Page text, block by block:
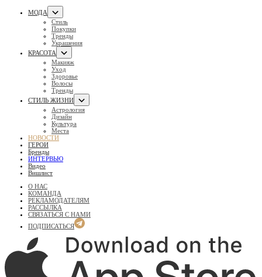
МОДА
Стиль
Покупки
Тренды
Украшения
КРАСОТА
Макияж
Уход
Здоровье
Волосы
Тренды
СТИЛЬ ЖИЗНИ
Астрология
Дизайн
Культура
Места
НОВОСТИ
ГЕРОИ
Бренды
ИНТЕРВЬЮ
Видео
Вишлист
О НАС
КОМАНДА
РЕКЛАМОДАТЕЛЯМ
РАССЫЛКА
СВЯЗАТЬСЯ С НАМИ
ПОДПИСАТЬСЯ